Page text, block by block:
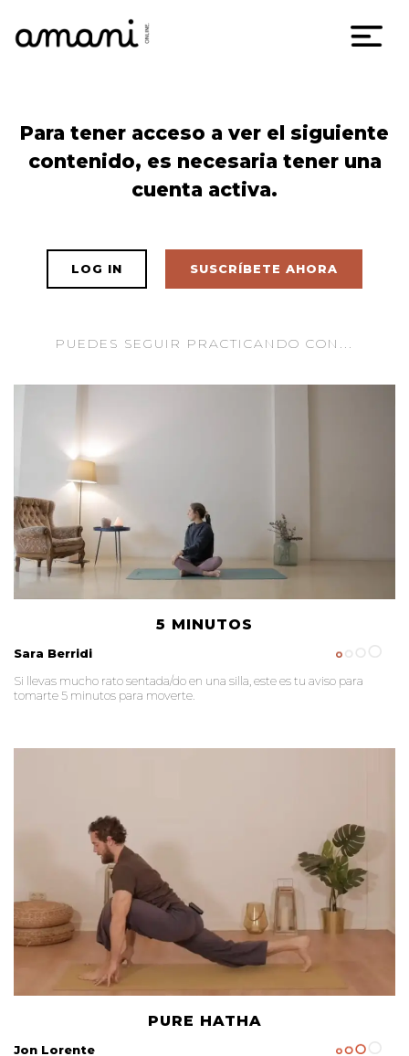
Skip
content
Para tener acceso a ver el siguiente
contenido, es necesaria tener una
cuenta activa.
LOG IN SUSCRÍBETE AHORA
PUEDES SEGUIR PRACTICANDO CON...
5 MINUTOS
Sara Berridi
Si llevas mucho rato sentada/do en una silla, este es tu aviso para
tomarte 5 minutos para moverte.
PURE HATHA
Jon Lorente